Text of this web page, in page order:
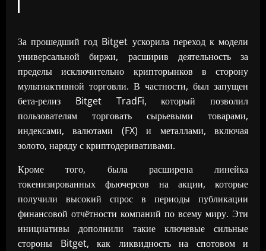
За прошедший год Bitget ускорила переход к модели
универсальной биржи, расширив деятельность за
пределы исключительно крипторынков в сторону
мультиактивной торговли. В частности, был запущен
бета-релиз Bitget TradFi, который позволил
пользователям торговать сырьевыми товарами,
индексами, валютами (FX) и металлами, включая
золото, наряду с криптодеривативами.
Кроме того, была расширена линейка
токенизированных фьючерсов на акции, которые
получили высокий спрос в периоды публикации
финансовой отчётности компаний по всему миру. Эти
инициативы дополнили такие ключевые сильные
стороны Bitget, как ликвидность на спотовом и